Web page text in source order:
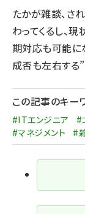
たかが雑談、さ
わってくるし、
期対応も可能に
成否も左右する
この記事のキー
#ITエンジニア #
#マネジメント
#